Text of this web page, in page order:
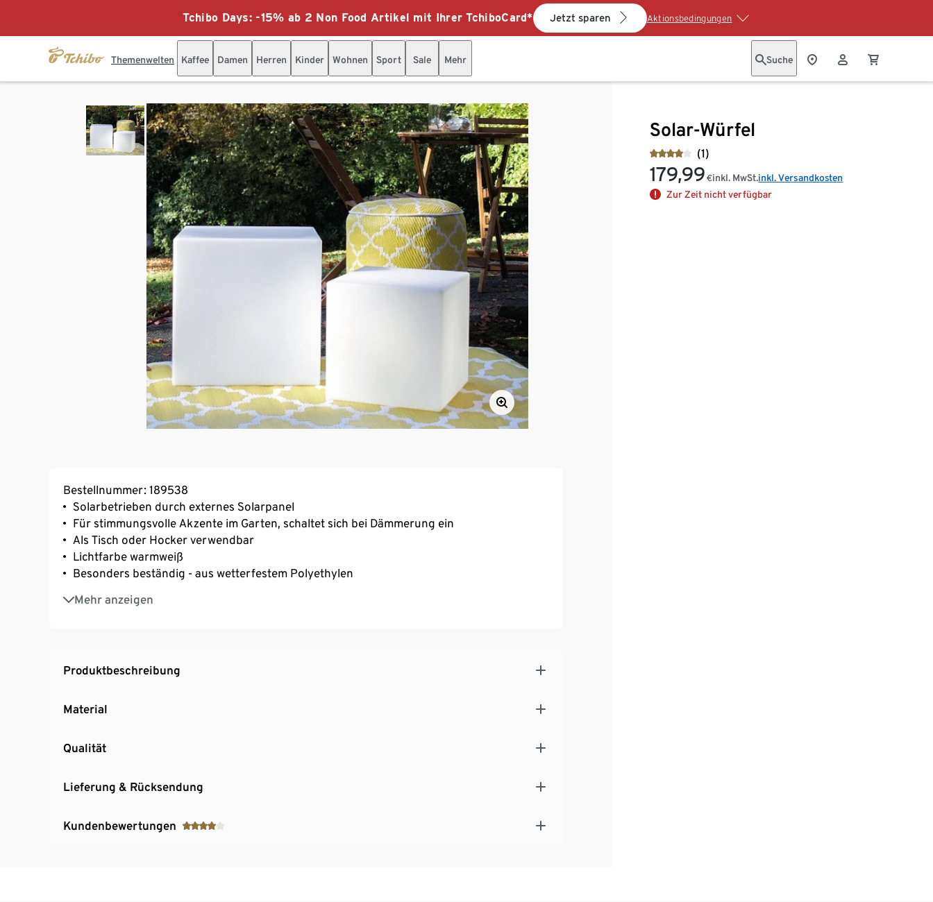
Tchibo Days: -15% ab 2 Non Food Artikel mit Ihrer TchiboCard* Jetzt sparen Aktionsbedingungen
Themenwelten Kaffee Damen Herren Kinder Wohnen Sport Sale Mehr Suche
Solar-Würfel
(1)
179,99 €inkl. MwSt.inkl. Versandkosten
Zur Zeit nicht verfügbar
Bestellnummer: 189538
Solarbetrieben durch externes Solarpanel
Für stimmungsvolle Akzente im Garten, schaltet sich bei Dämmerung ein
Als Tisch oder Hocker verwendbar
Lichtfarbe warmweiß
Besonders beständig - aus wetterfestem Polyethylen
Mehr anzeigen
Schlichtes, zeitloses Design
Hergestellt in Deutschland
Produktbeschreibung
Material
Qualität
Lieferung & Rücksendung
Kundenbewertungen